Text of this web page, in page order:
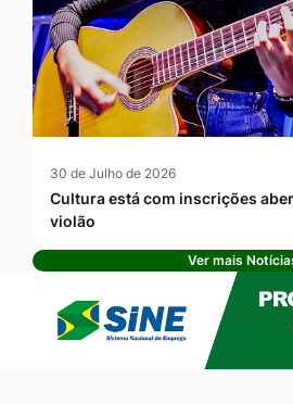
30 de Julho de 2026
Cultura está com inscrições
violão
Ver mais